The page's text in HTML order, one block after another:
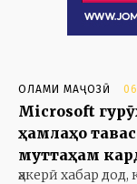
ОЛАМИ МАҶОЗӢ
Microsoft
ҳамлаҳо
муттаҳам
ҳакерӣ хабар